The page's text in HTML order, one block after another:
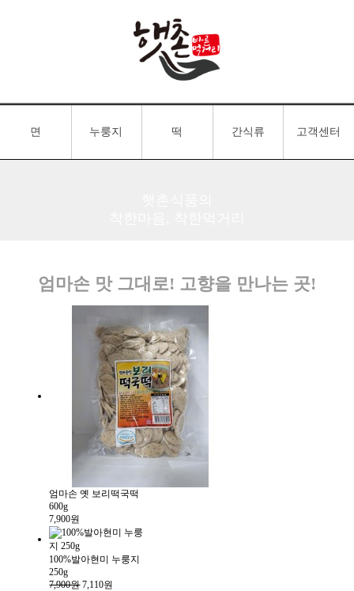
면 누룽지 떡 간식류 고객센터
엄마손 맛 그대로! 고향을 만나는 곳!
엄마손 옛 보리떡국떡
600g
7,900원
100%발아현미 누룽지
250g
7,900원7,110원